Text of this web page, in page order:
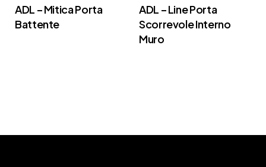
ADL – Mitica Porta
Battente
ADL – Line Porta
Scorrevole Interno
Muro